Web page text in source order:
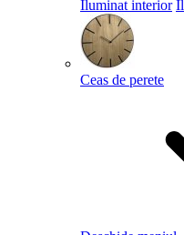
Iluminat interior
Ceas de perete